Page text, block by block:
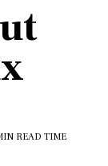
READ TIME